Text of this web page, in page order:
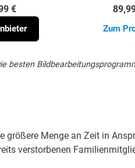
€
Zum
besten
größere Menge an Zeit in
verstorbenen